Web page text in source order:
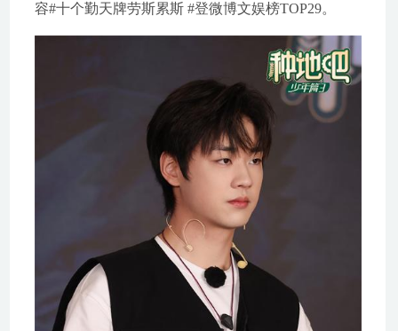
容#十个勤天牌劳斯累斯 #登微博文娱榜TOP29。